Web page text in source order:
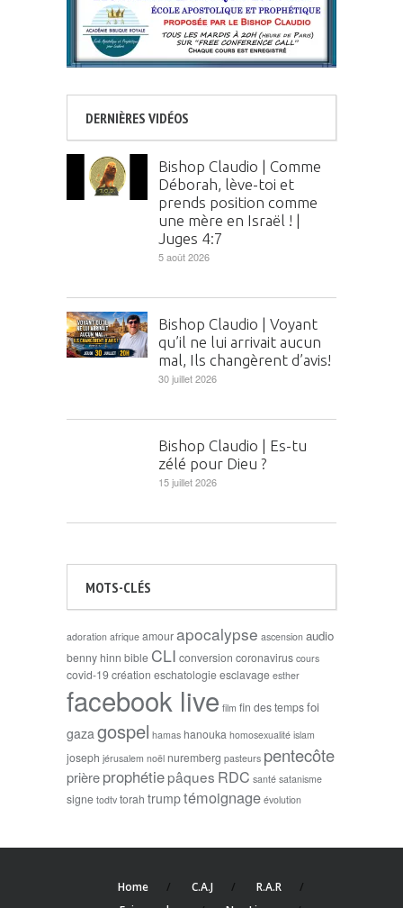
DERNIÈRES VIDÉOS
Bishop Claudio | Comme
Déborah, lève-toi et
prends position comme
une mère en Israël ! |
Juges 4:7
5 août 2026
Bishop Claudio | Voyant
qu’il ne lui arrivait aucun
mal, Ils changèrent d’avis!
30 juillet 2026
Bishop Claudio | Es-tu
zélé pour Dieu ?
15 juillet 2026
MOTS-CLÉS
adoration afrique amourapocalypse ascension audio
benny hinn bible CLI conversion coronavirus cours
covid-19création eschatologieesclavage esther
facebook live film fin des tempsfoi
gaza gospel hamas hanouka homosexualité islam
joseph jérusalem noël nuremberg pasteurs pentecôte
prièreprophétiepâques RDC santé satanisme
signe todtv torah trumptémoignage évolution
Home C.A.J
R.A.R